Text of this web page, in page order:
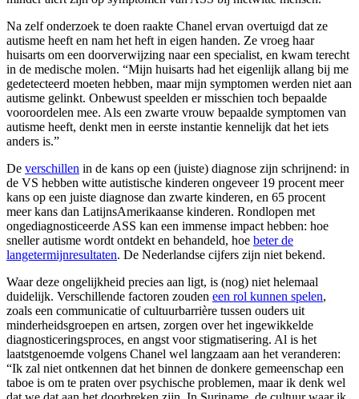
Na zelf onderzoek te doen raakte Chanel ervan overtuigd dat ze
autisme heeft en nam het heft in eigen handen. Ze vroeg haar
huisarts om een doorverwijzing naar een specialist, en kwam terecht
in de medische molen. “Mijn huisarts had het eigenlijk allang bij me
gedetecteerd moeten hebben, maar mijn symptomen werden niet aan
autisme gelinkt. Onbewust speelden er misschien toch bepaalde
vooroordelen mee. Als een zwarte vrouw bepaalde symptomen van
autisme heeft, denkt men in eerste instantie kennelijk dat het iets
anders is.”
De verschillen in de kans op een (juiste) diagnose zijn schrijnend: in
de VS hebben witte autistische kinderen ongeveer 19 procent meer
kans op een juiste diagnose dan zwarte kinderen, en 65 procent
meer kans dan LatijnsAmerikaanse kinderen. Rondlopen met
ongediagnosticeerde ASS kan een immense impact hebben: hoe
sneller autisme wordt ontdekt en behandeld, hoe beter de
langetermijnresultaten. De Nederlandse cijfers zijn niet bekend.
Waar deze ongelijkheid precies aan ligt, is (nog) niet helemaal
duidelijk. Verschillende factoren zouden een rol kunnen spelen,
zoals een communicatie of cultuurbarrière tussen ouders uit
minderheidsgroepen en artsen, zorgen over het ingewikkelde
diagnosticeringsproces, en angst voor stigmatisering. Al is het
laatstgenoemde volgens Chanel wel langzaam aan het veranderen:
“Ik zal niet ontkennen dat het binnen de donkere gemeenschap een
taboe is om te praten over psychische problemen, maar ik denk wel